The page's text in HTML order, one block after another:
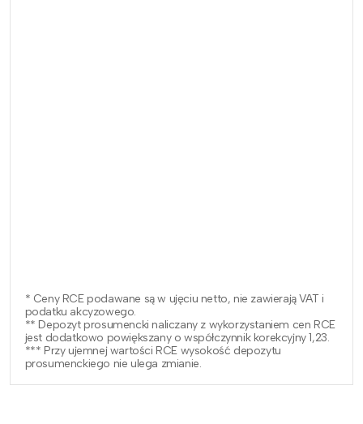
* Ceny RCE podawane są w ujęciu netto, nie zawierają VAT i
podatku akcyzowego.
** Depozyt prosumencki naliczany z wykorzystaniem cen RCE
jest dodatkowo powiększany o współczynnik korekcyjny 1,23.
*** Przy ujemnej wartości RCE wysokość depozytu
prosumenckiego nie ulega zmianie.